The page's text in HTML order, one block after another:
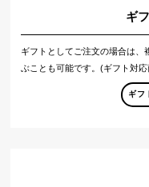
ギ
ギフトとしてご注文の場合は、
ぶことも可能です。(ギフト対
ギフ